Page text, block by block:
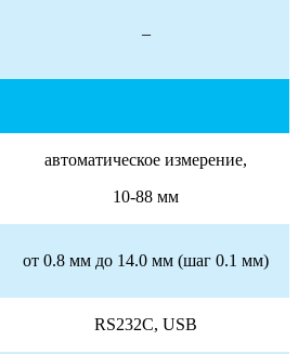
–
автоматическое измерение,
10-88 мм
от 0.8 мм до 14.0 мм (шаг 0.1 мм)
RS232C, USB